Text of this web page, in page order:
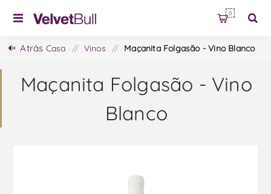
0
Atrás Casa / Vinos / Maçanita Folgasão - Vino Blanco
Maçanita Folgasão - Vino
Blanco